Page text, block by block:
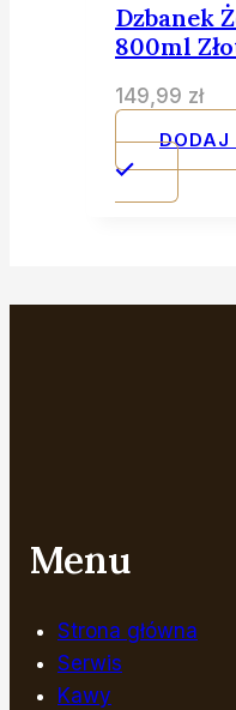
Dzbanek
800ml
149,99 zł
DODAJ
Menu
Strona główna
Serwis
Kawy